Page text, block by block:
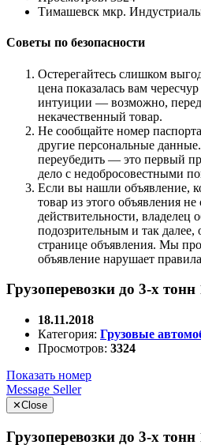
Тимашевск мкр.
Советы по безопасности
Остерегайтесь слишком
цена показалась вам
интуиции — возможно,
некачественный товар.
Не сообщайте номер
другие персональные
переубедить — это первый
дело с недобросовестными
Если вы нашли объявление,
товар из этого объявления не
действительности, владелец
подозрительным и так далее,
странице объявления. Мы
объявление нарушает
Грузоперевозки до 3-х тонн
18.11.2018
Категория: Грузовые
Просмотров: 3324
Показать номер
Message Seller
✕Close
Грузоперевозки до 3-х тонн